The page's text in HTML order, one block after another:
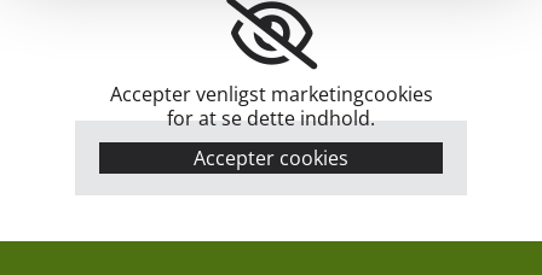
Accepter venligst marketingcookies
for at se dette indhold.
Accepter cookies